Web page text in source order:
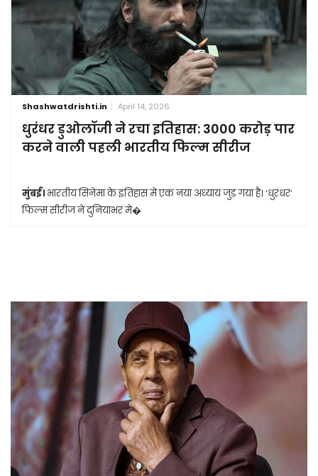
Shashwatdrishti.in April 14, 2026
धुरंधर डुओलॉजी ने रचा इतिहास: 3000 करोड़ पार
करने वाली पहली भारतीय फिल्म सीरीज
मुंबई। भारतीय सिनेमा के इतिहास में एक नया अध्याय जुड़ गया है। ‘धुरंधर’
फिल्म सीरीज ने दुनियाभर मे�